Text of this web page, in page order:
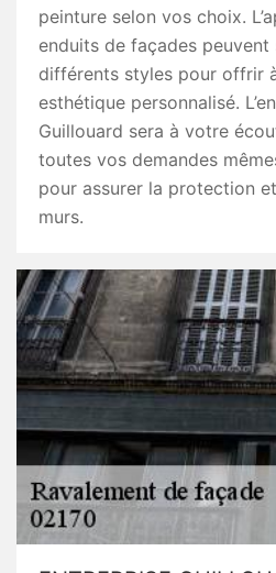
peinture selon vos choix.
enduits de façades peuvent
différents styles pour offrir
esthétique personnalisé.
Guillouard sera à votre
toutes vos demandes
pour assurer la protection
murs.